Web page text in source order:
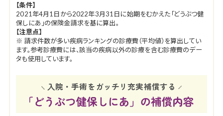
【条件】
2021年4月1日から2022年3月31日に始期をむかえた「どうぶつ健
保しにあ」の保険金請求を基に算出。
【注意点】
※ 請求件数が多い疾病ランキングの診療費（平均値）を算出してい
ます。参考診療費には、該当の疾病以外の診療を含む診療費のデー
タも使用しています。
入院・手術をガッチリ充実補償する